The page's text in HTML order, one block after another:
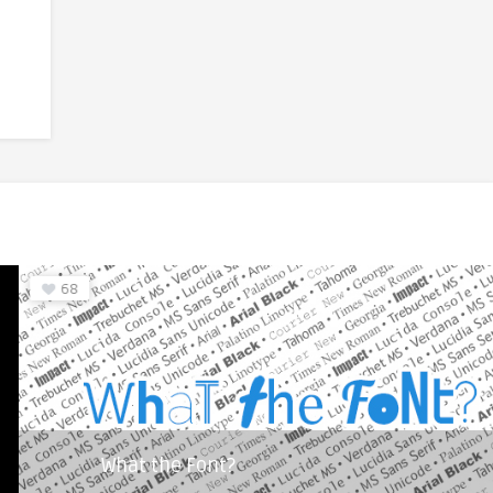
68
What the Font?